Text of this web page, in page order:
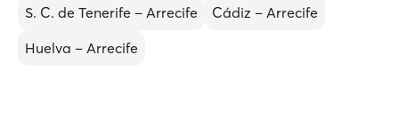
S. C. de Tenerife – Arrecife
Cádiz – Arrecife
Huelva – Arrecife